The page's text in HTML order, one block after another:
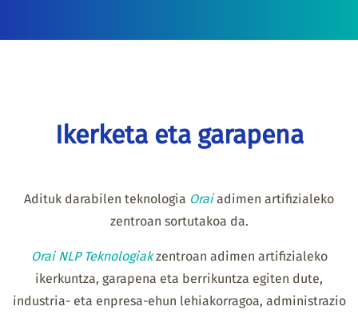
Ikerketa eta garapena
Adituk darabilen teknologia Oraiadimen artifizialeko
zentroan sortutakoa da.
Orai NLP Teknologiakzentroan adimen artifizialeko
ikerkuntza, garapena eta berrikuntza egiten dute,
industria- eta enpresa-ehun lehiakorragoa, administrazio